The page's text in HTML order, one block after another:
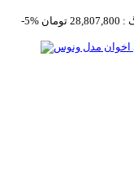
-5% : 28,807,800 تومان